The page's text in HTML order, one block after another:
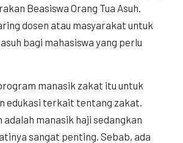
Beasiswa Orang Tua Asuh.
dosen atau masyarakat untuk
bagi mahasiswa yang perlu
manasik zakat itu untuk
edukasi terkait tentang zakat.
adalah manasik haji sedangkan
sangat penting. Sebab, ada